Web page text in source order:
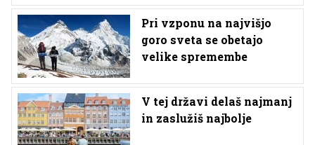
Pri vzponu na najvišjo
goro sveta se obetajo
velike spremembe
V tej državi delaš najmanj
in zaslužiš najbolje